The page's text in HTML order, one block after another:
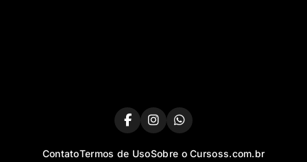
ContatoTermos de UsoSobre o Cursoss.com.br